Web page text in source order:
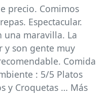
precio. Comimos
Espectacular.
una maravilla. La
y son gente muy
Comida
: 5/5 Platos
y Croquetas … Más